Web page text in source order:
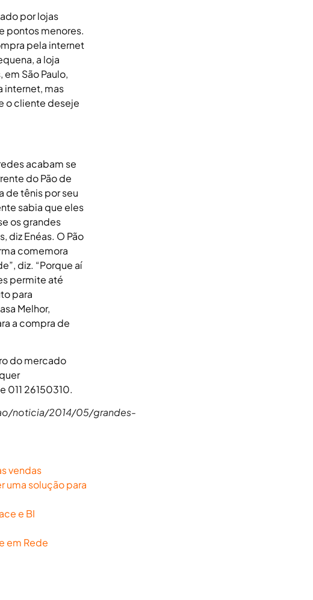
por lojas
pontos menores.
pela internet
a loja
São Paulo,
internet, mas
o cliente deseje
acabam se
do Pão de
de tênis por seu
sabia que eles
os grandes
diz Enéas. O Pão
comemora
diz. “Porque aí
permite até
para
Melhor,
a compra de
do mercado
011 26150310.
noticia/2014/05/grandes-
vendas
uma solução para
e BI
em Rede